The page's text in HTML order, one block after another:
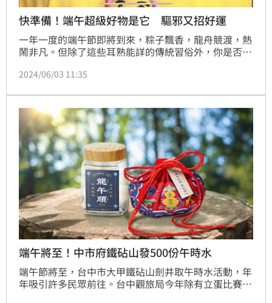
快準備！端午超級好物是它 驅邪又招好運
一年一度的端午節即將到來，粽子飄香，龍舟競渡，熱
鬧非凡。但除了這些耳熟能詳的傳統習俗外，你是否還
它的背後可是蘊含著豐富的文化內涵和美好寓意呢！
2024/06/03 11:35
端午將至！中市府鐵砧山發500份午時水
端午節將至，台中市大甲鐵砧山劍井取午時水活動，年
年吸引許多民眾前往。台中觀旅局今年除有立蛋比賽與